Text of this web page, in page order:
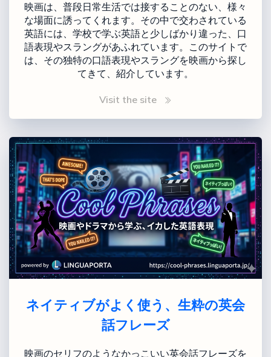
映画は、普段日常生活では接することのない、様々
な場面に誘ってくれます。その中で交わされている
英語には、学校で学ぶ英語と少しばかり違った、口
語表現やスラングがあふれています。このサイトで
は、その独特の口語表現やスラングを映画から探し
てきて、紹介しています。
Visit the site
ネイティブがよく使う、生粋の英会
話フレーズ
映画のセリフのようなかっこいい英会話フレーズを